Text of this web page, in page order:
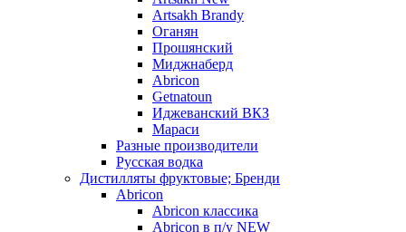
Artsakh Brandy
Оганян
Прошянский
Миджнаберд
Abricon
Getnatoun
Иджеванский ВКЗ
Мараси
Разные производители
Русская водка
Дистилляты фруктовые; Бренди
Abricon
Abricon классика
Abricon в п/у NEW